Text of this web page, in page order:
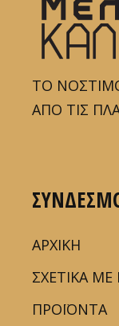
ΤΟ
ΑΠΟ ΤΙΣ
ΑΡΧΙΚΗ
ΣΧΕΤΙΚΑ
ΠΡΟΪΟΝΤΑ